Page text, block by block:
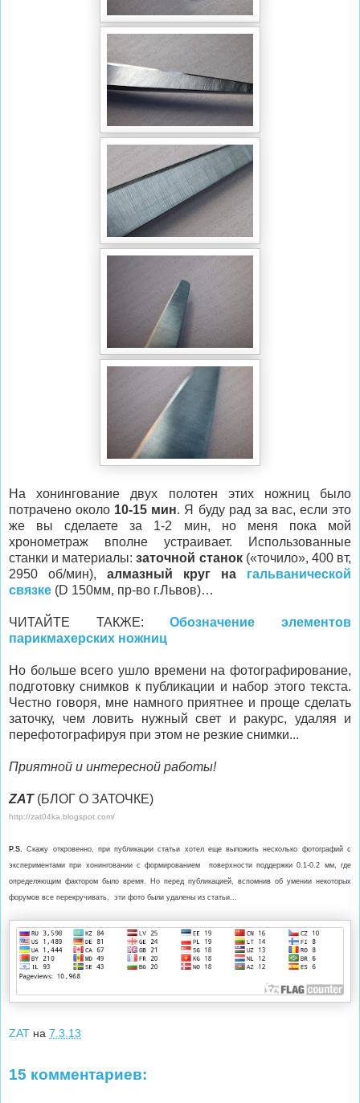
На хонингование двух полотен этих ножниц было
потрачено около 10-15 мин. Я буду рад за вас, если это
же вы сделаете за 1-2 мин, но меня пока мой
хронометраж вполне устраивает. Использованные
станки и материалы:заточной станок(«точило», 400 вт,
2950 об/мин), алмазный круг на гальванической
связке (D 150мм, пр-во г.Львов)…
ЧИТАЙТЕ ТАКЖЕ:Обозначение элементов
парикмахерских ножниц
Но больше всего ушло времени на фотографирование,
подготовку снимков к публикации и набор этого текста.
Честно говоря, мне намного приятнее и проще сделать
заточку, чем ловить нужный свет и ракурс, удаляя и
перефотографируя при этом не резкие снимки...
Приятной и интересной работы!
ZAT(БЛОГ О ЗАТОЧКЕ)
http://zat04ka.blogspot.com/
P.S.
Скажу откровенно, при публикации статьи хотел еще выложить несколько фотографий с
экспериментами при хонинговании с формированием поверхности поддержки 0.1-0.2 мм, где
определяющим фактором было время. Но перед публикацией, вспомнив об умении некоторых
форумов все перекручивать, эти фото были удалены из статьи...
ZAT на 7.3.13
15 комментариев: